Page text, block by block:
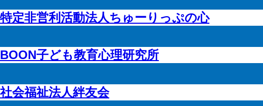
特定非営利活動法人ちゅーりっぷの心
BOON子ども教育心理研究所
社会福祉法人絆友会